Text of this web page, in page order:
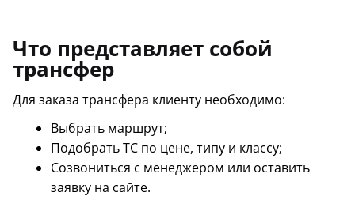
АКЦИИ
КОНТАКТЫ
Что представляет собой
трансфер
Для заказа трансфера клиенту необходимо:
Выбрать маршрут;
Подобрать ТС по цене, типу и классу;
Созвониться с менеджером или оставить
заявку на сайте.